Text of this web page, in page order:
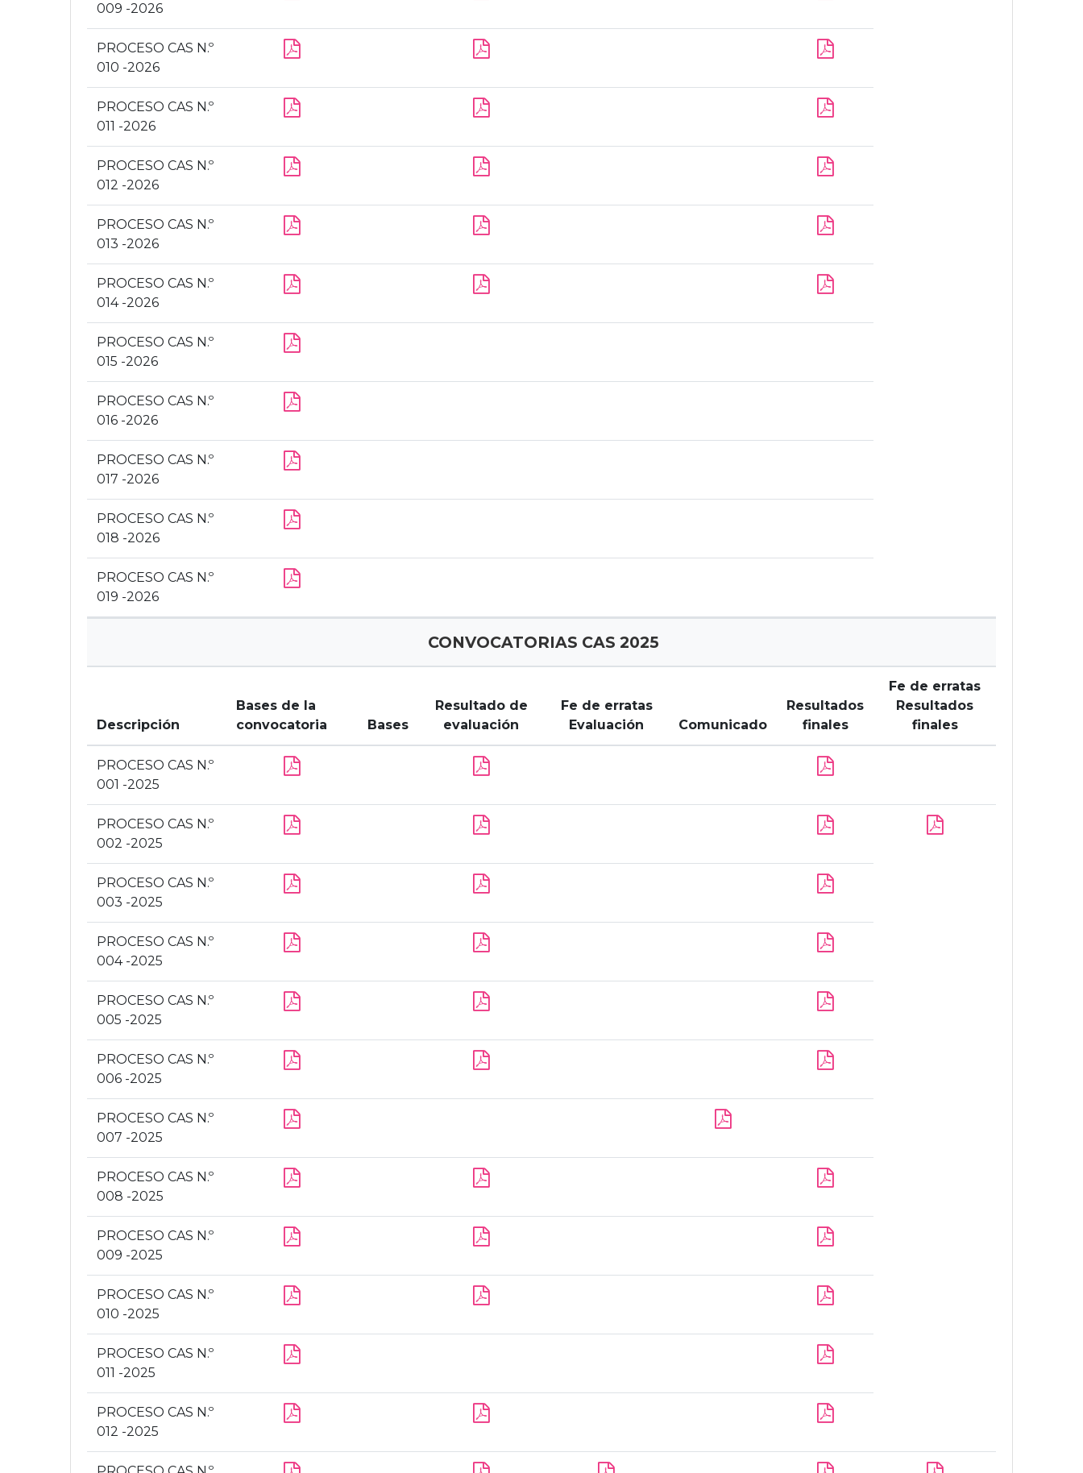
009 -2026
PROCESO CAS N.º
010 -2026
PROCESO CAS N.º
011 -2026
PROCESO CAS N.º
012 -2026
PROCESO CAS N.º
013 -2026
PROCESO CAS N.º
014 -2026
PROCESO CAS N.º
015 -2026
PROCESO CAS N.º
016 -2026
PROCESO CAS N.º
017 -2026
PROCESO CAS N.º
018 -2026
PROCESO CAS N.º
019 -2026
CONVOCATORIAS CAS 2025
Descripción
Bases de la
convocatoria
Bases
Resultado de
evaluación
Fe de erratas
Evaluación
Comunicado
Resultados
finales
Fe de erratas
Resultados
finales
PROCESO CAS N.º
001 -2025
PROCESO CAS N.º
002 -2025
PROCESO CAS N.º
003 -2025
PROCESO CAS N.º
004 -2025
PROCESO CAS N.º
005 -2025
PROCESO CAS N.º
006 -2025
PROCESO CAS N.º
007 -2025
PROCESO CAS N.º
008 -2025
PROCESO CAS N.º
009 -2025
PROCESO CAS N.º
010 -2025
PROCESO CAS N.º
011 -2025
PROCESO CAS N.º
012 -2025